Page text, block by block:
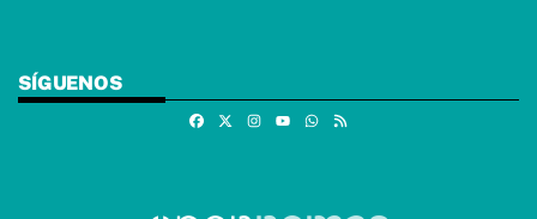
SÍGUENOS
FacebookInstagramWhatsapp